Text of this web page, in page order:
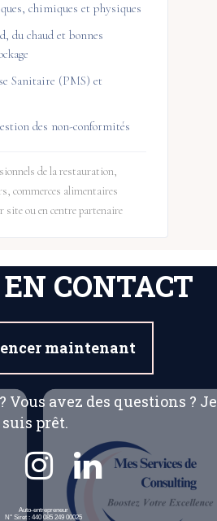
chimiques et physiques
du chaud et bonnes
Sanitaire (PMS) et
des non-conformités
de la restauration,
commerces alimentaires
site ou en centre partenaire
— Leadership &
CONTACT
maintenant
Vous avez des questions ? Je
suis prêt.
 
Auto-entrepreneur
N° Siret : 440 085 249 00025